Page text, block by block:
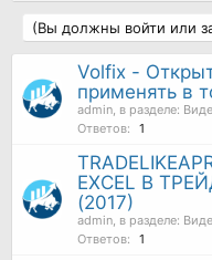
(Вы должны войти или
Volfix -
применять в
admin , в разделе:
Ответов:
1
EXCEL В
(2017)
admin , в разделе:
Ответов:
1